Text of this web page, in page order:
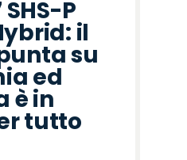
P
il
su
ed
è in
tutto